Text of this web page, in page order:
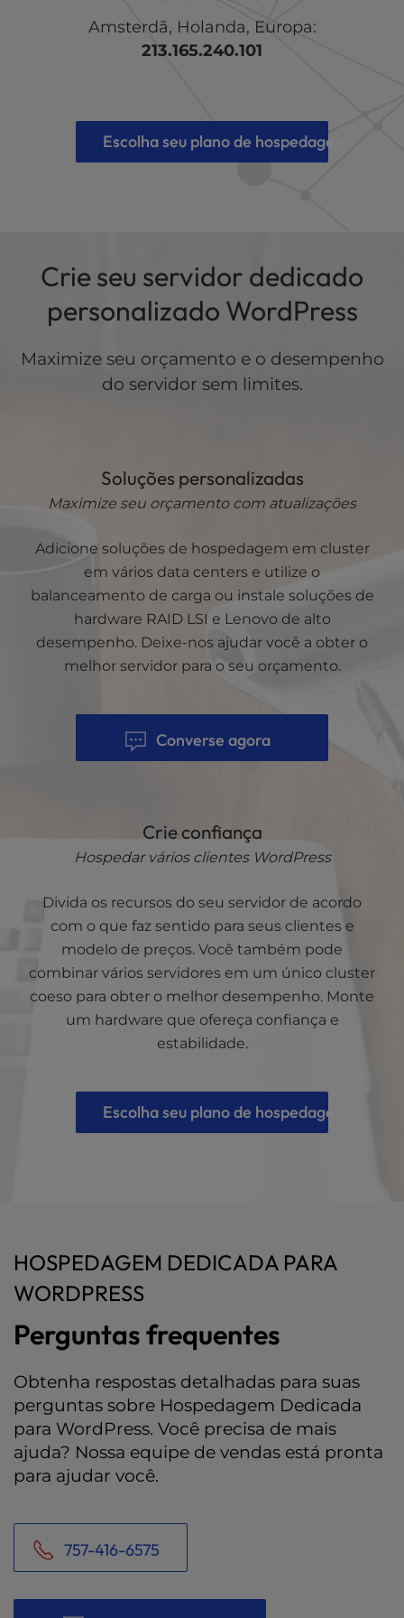
Amsterdã, Holanda, Europa:
213.165.240.101
Escolha seu plano de hospedagem
Crie seu servidor dedicado
personalizado WordPress
Maximize seu orçamento e o desempenho
do servidor sem limites.
Soluções personalizadas
Maximize seu orçamento com atualizações
Adicione soluções de hospedagem em cluster
em vários data centers e utilize o
balanceamento de carga ou instale soluções de
hardware RAID LSI e Lenovo de alto
desempenho. Deixe-nos ajudar você a obter o
melhor servidor para o seu orçamento.
Converse agora
Crie confiança
Hospedar vários clientes WordPress
Divida os recursos do seu servidor de acordo
com o que faz sentido para seus clientes e
modelo de preços. Você também pode
combinar vários servidores em um único cluster
coeso para obter o melhor desempenho. Monte
um hardware que ofereça confiança e
estabilidade.
Escolha seu plano de hospedagem
HOSPEDAGEM DEDICADA PARA
WORDPRESS
Perguntas frequentes
Obtenha respostas detalhadas para suas
perguntas sobre Hospedagem Dedicada
para WordPress. Você precisa de mais
ajuda? Nossa equipe de vendas está pronta
para ajudar você.
757-416-6575